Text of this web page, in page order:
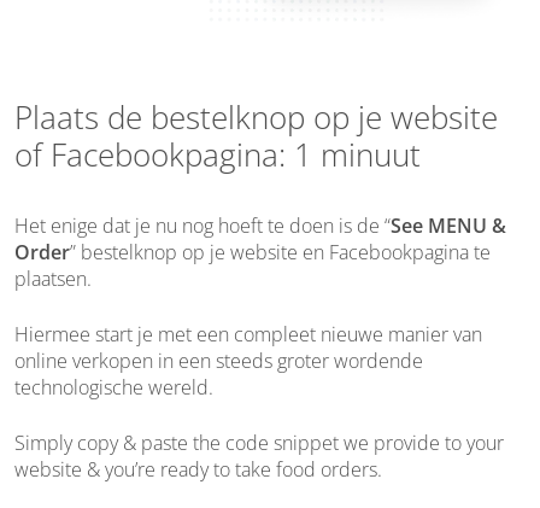
Plaats de bestelknop op je website
of Facebookpagina: 1 minuut
Het enige dat je nu nog hoeft te doen is de “See MENU &
Order” bestelknop op je website en Facebookpagina te
plaatsen.
Hiermee start je met een compleet nieuwe manier van
online verkopen in een steeds groter wordende
technologische wereld.
Simply copy & paste the code snippet we provide to your
website & you’re ready to take food orders.